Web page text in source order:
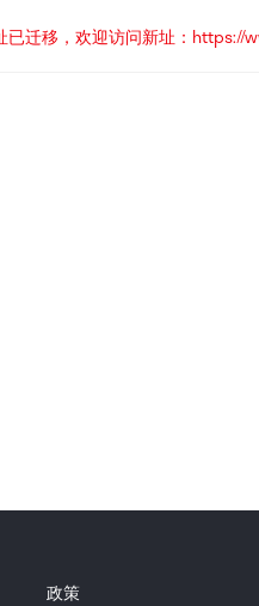
已迁移，欢迎访问新址：https://
政策